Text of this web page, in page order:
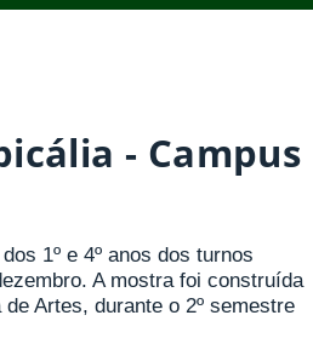
- Campus
1º e 4º anos dos turnos
A mostra foi construída
Artes, durante o 2º semestre